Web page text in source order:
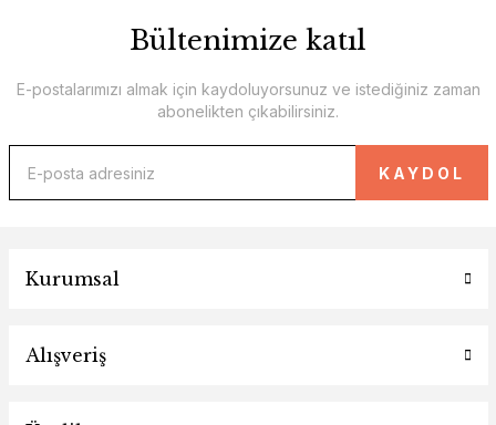
Bültenimize katıl
E-postalarımızı almak için kaydoluyorsunuz ve istediğiniz zaman
abonelikten çıkabilirsiniz.
KAYDOL
Kurumsal
Alışveriş